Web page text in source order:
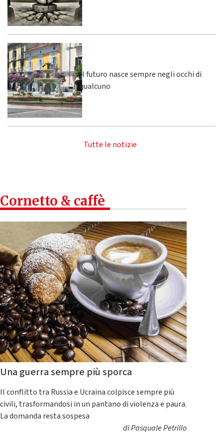
Il futuro nasce sempre negli occhi di
qualcuno
Tutte le notizie
Cornetto & caffè
Una guerra sempre più sporca
Il conflitto tra Russia e Ucraina colpisce sempre più
civili, trasformandosi in un pantano di violenza e paura.
La domanda resta sospesa
diPasquale Petrillo